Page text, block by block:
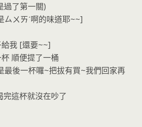
過了第一關)
ㄨㄞˊ啊的味道耶~~]
我 [還要~~]
順便提了一桶
最後一杯囉~把拔有買~我們回家再
這杯就沒在吵了